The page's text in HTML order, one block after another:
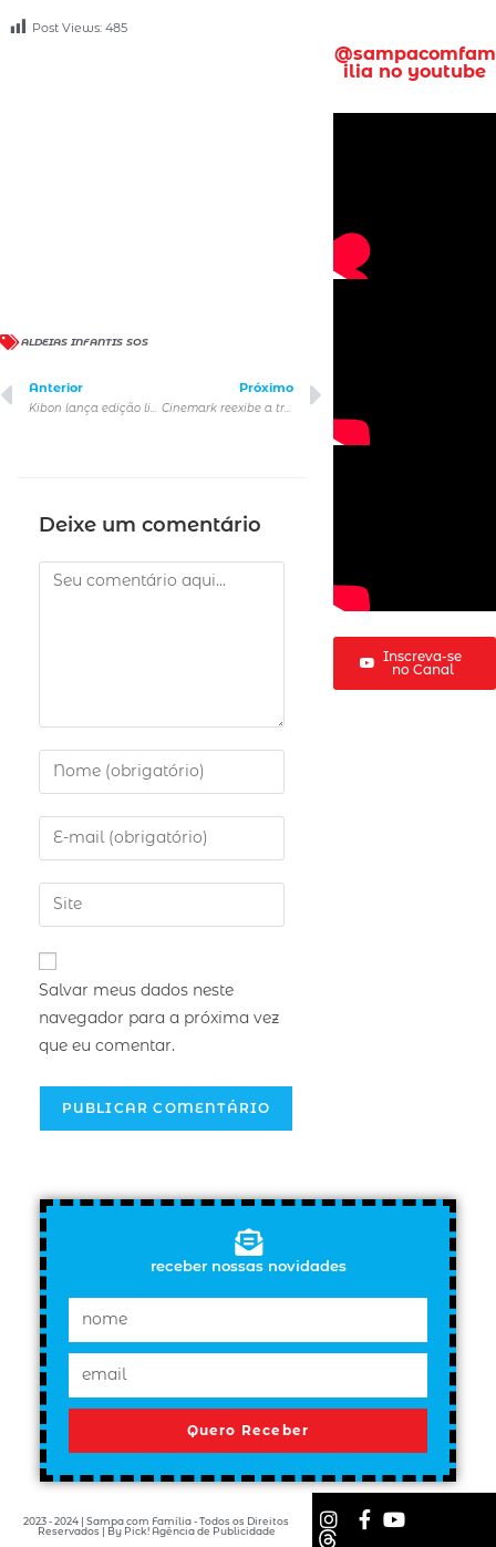
Post Views: 485
ALDEIAS INFANTIS SOS
Anterior Próximo
Cinemark reexibe a trilogia de ‘O Senhor dos Anéis’ pelo valor promocional de R$ 15
Deixe um comentário
Salvar meus dados neste
navegador para a próxima vez
que eu comentar.
@sampacomfam
ilia no youtube
Inscreva-se
no Canal
receber nossas novidades
Quero Receber
2023 - 2024 | Sampa com Família - Todos os Direitos
Reservados | By Pick! Agência de Publicidade